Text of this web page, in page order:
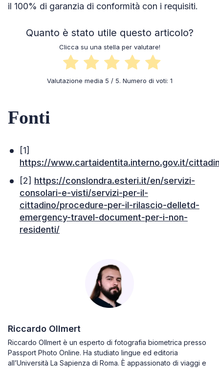
il 100% di garanzia di conformità con i requisiti.
Quanto è stato utile questo articolo?
Clicca su una stella per valutare!
Valutazione media 5 / 5. Numero di voti: 1
Fonti
[1]
https://www.cartaidentita.interno.gov.it/
[2] https://conslondra.esteri.it/en/servizi-
consolari-e-visti/servizi-per-il-
cittadino/procedure-per-il-rilascio-delletd-
emergency-travel-document-per-i-non-
residenti/
Riccardo Ollmert
Riccardo Ollmert è un esperto di fotografia biometrica presso
Passport Photo Online. Ha studiato lingue ed editoria
all’Università La Sapienza di Roma. È appassionato di viaggi e